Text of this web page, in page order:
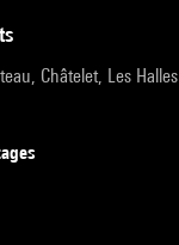
Châtelet, Les Halles